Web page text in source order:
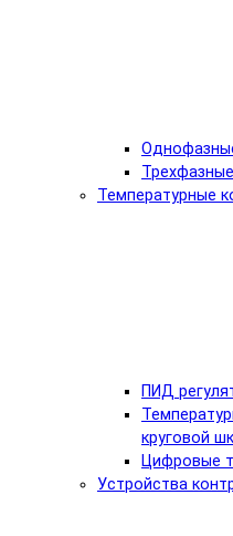
Температурные
ПИД
круговой
Цифровые
Устройства